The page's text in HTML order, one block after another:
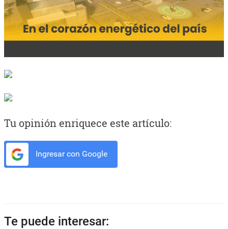
Tu opinión enriquece este artículo:
Ingresar con Google
Te puede interesar: